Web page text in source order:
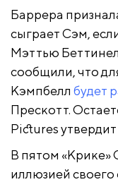
Баррера
сыграет Сэм,
Мэттью
сообщили, что
Кэмпбелл будет
Прескотт.
Pictures
В пятом «Крике»
иллюзией